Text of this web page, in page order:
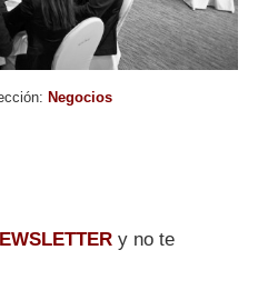
Negocios
y no te